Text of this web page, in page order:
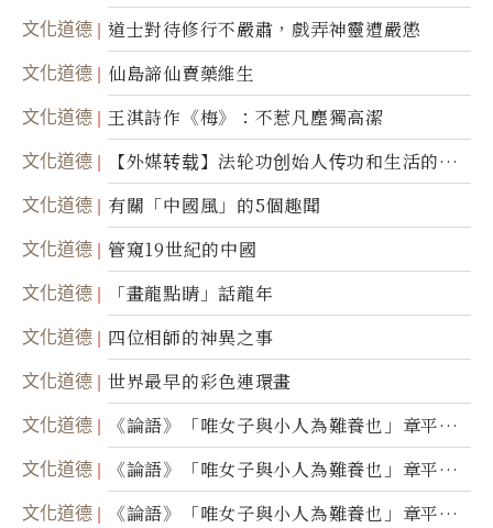
文化道德 道士對待修行不嚴肅，戲弄神靈遭嚴懲
文化道德 仙島諦仙賣藥維生
文化道德 王淇詩作《梅》：不惹凡塵獨高潔
文化道德
【外媒转载】法轮功创始人传功和生活的故
事
文化道德 有關「中國風」的5個趣聞
文化道德 管窺19世紀的中國
文化道德 「畫龍點睛」話龍年
文化道德 四位相師的神異之事
文化道德 世界最早的彩色連環畫
文化道德
《論語》「唯女子與小人為難養也」章平議
（三）
文化道德
《論語》「唯女子與小人為難養也」章平議
（二）
文化道德 《論語》「唯女子與小人為難養也」章平議